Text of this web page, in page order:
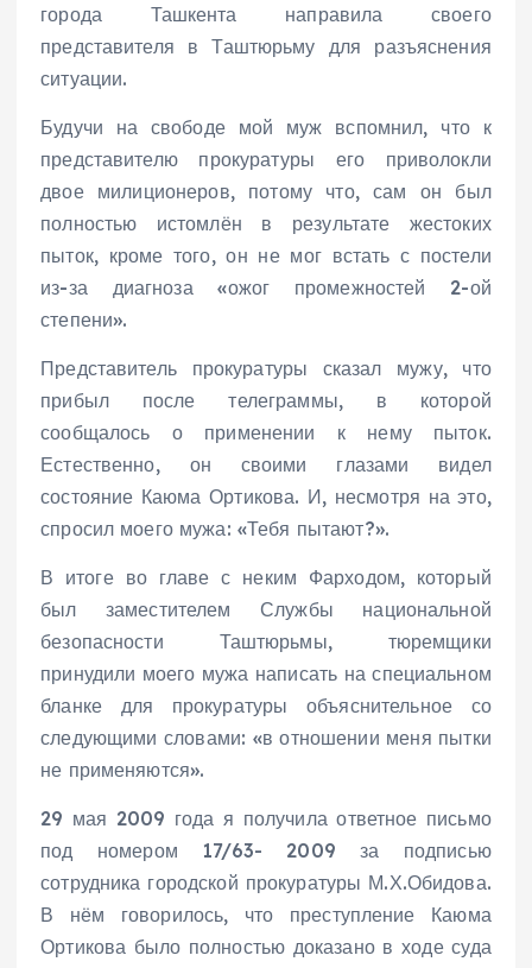
города Ташкента направила своего
представителя в Таштюрьму для разъяснения
ситуации.
Будучи на свободе мой муж вспомнил, что к
представителю прокуратуры его приволокли
двое милиционеров, потому что, сам он был
полностью истомлён в результате жестоких
пыток, кроме того, он не мог встать с постели
из-за диагноза «ожог промежностей 2-ой
степени».
Представитель прокуратуры сказал мужу, что
прибыл после телеграммы, в которой
сообщалось о применении к нему пыток.
Естественно, он своими глазами видел
состояние Каюма Ортикова. И, несмотря на это,
спросил моего мужа: «Тебя пытают?».
В итоге во главе с неким Фарходом, который
был заместителем Службы национальной
безопасности Таштюрьмы, тюремщики
принудили моего мужа написать на специальном
бланке для прокуратуры объяснительное со
следующими словами: «в отношении меня пытки
не применяются».
29 мая 2009 года я получила ответное письмо
под номером 17/63- 2009 за подписью
сотрудника городской прокуратуры М.Х.Обидова.
В нём говорилось, что преступление Каюма
Ортикова было полностью доказано в ходе суда